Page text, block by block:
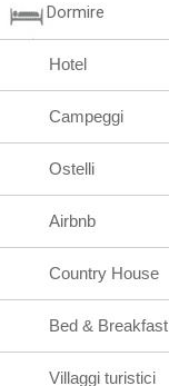
Dormire
Hotel
Campeggi
Ostelli
Airbnb
Country House
Bed & Breakfast
Villaggi turistici